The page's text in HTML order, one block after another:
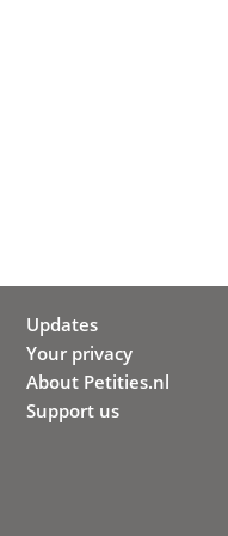
Updates
Your privacy
About Petities.nl
Support us